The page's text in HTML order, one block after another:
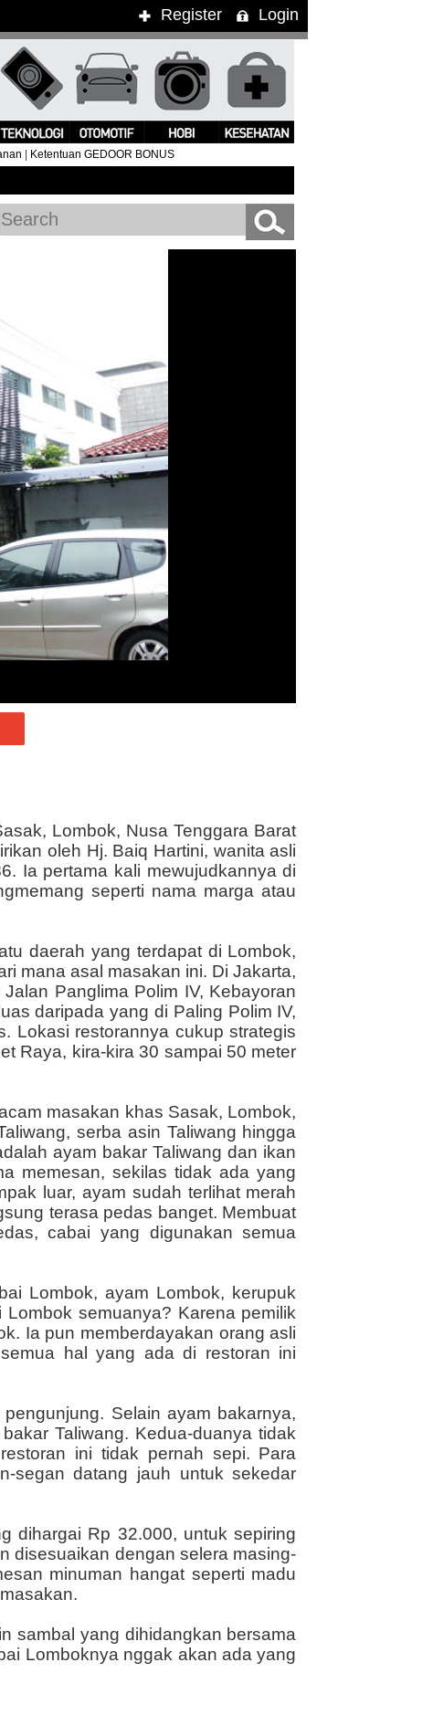
Register Login
Ketentuan GEDOOR BONUS
Kimbra Pukau Penonton WTF 2015
Lombok, Nusa Tenggara Barat
oleh Hj. Baiq Hartini, wanita asli
Ia pertama kali mewujudkannya di
seperti nama marga atau
daerah yang terdapat di Lombok,
mana asal masakan ini. Di Jakarta,
Panglima Polim IV, Kebayoran
daripada yang di Paling Polim IV,
Lokasi restorannya cukup strategis
Raya, kira-kira 30 sampai 50 meter
masakan khas Sasak, Lombok,
serba asin Taliwang hingga
ayam bakar Taliwang dan ikan
memesan, sekilas tidak ada yang
luar, ayam sudah terlihat merah
terasa pedas banget. Membuat
cabai yang digunakan semua
Lombok, ayam Lombok, kerupuk
semuanya? Karena pemilik
Ia pun memberdayakan orang asli
hal yang ada di restoran ini
Selain ayam bakarnya,
Taliwang. Kedua-duanya tidak
ini tidak pernah sepi. Para
segan datang jauh untuk sekedar
dihargai Rp 32.000, untuk sepiring
disesuaikan dengan selera masing-
minuman hangat seperti madu
sambal yang dihidangkan bersama
Lomboknya nggak akan ada yang